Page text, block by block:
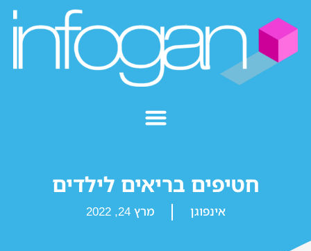
חטיפים בריאים לילדים
אינפוגן מרץ 24, 2022